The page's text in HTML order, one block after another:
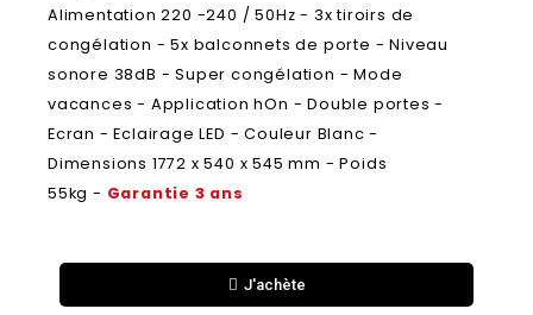
Alimentation 220 -240 / 50Hz - 3x tiroirs de
congélation - 5x balconnets de porte - Niveau
sonore 38dB - Super congélation - Mode
vacances - Application hOn - Double portes -
Ecran - Eclairage LED - Couleur Blanc -
Dimensions 1772 x 540 x 545 mm - Poids
55kg - Garantie 3 ans
J'achète